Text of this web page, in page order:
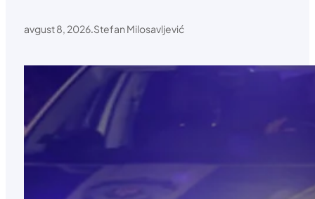
avgust 8, 2026.Stefan Milosavljević